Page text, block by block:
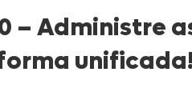
– Administre
unificada!